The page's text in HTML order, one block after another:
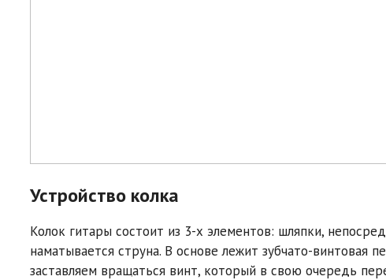
Устройство колка
Колок гитары состоит из 3-х элементов: шляпки,
наматывается струна. В основе лежит зубчато-винтовая
заставляем вращаться винт, который в свою очередь